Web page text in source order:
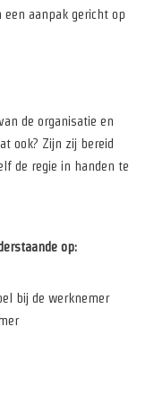
aanpak gericht op
de organisatie en
ook? Zijn zij bereid
de regie in handen te
op:
bij de werknemer